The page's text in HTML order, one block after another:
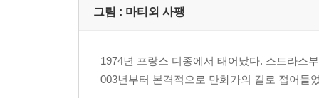
그림 : 마티외 사팽
1974년 프랑스 디종에서 태어났다. 스트라스
003년부터 본격적으로 만화가의 길로 접어들